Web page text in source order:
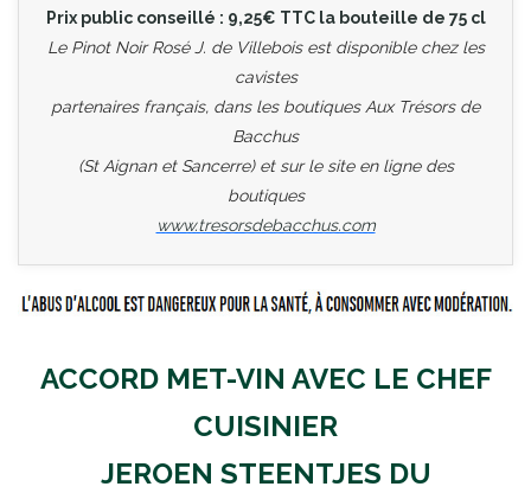
Prix public conseillé : 9,25€ TTC la bouteille de 75 cl
Le Pinot Noir Rosé J. de Villebois est disponible chez les
cavistes
partenaires français, dans les boutiques Aux Trésors de
Bacchus
(St Aignan et Sancerre) et sur le site en ligne des
boutiques
www.tresorsdebacchus.com
ACCORD MET-VIN AVEC LE CHEF
CUISINIER
JEROEN STEENTJES DU